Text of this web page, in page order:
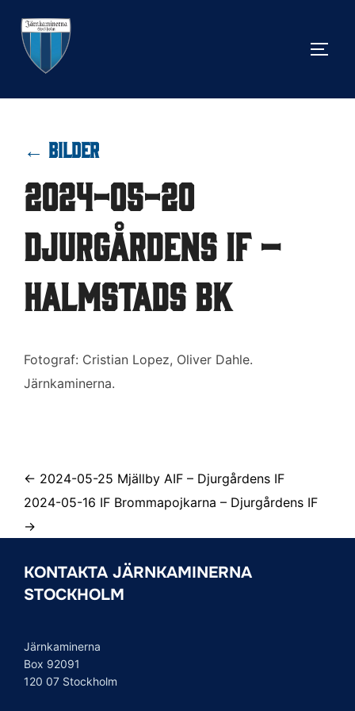
innehåll
← BILDER
2024-05-20
Djurgårdens IF –
Halmstads BK
Fotograf: Cristian Lopez, Oliver Dahle.
Järnkaminerna.
← 2024-05-25 Mjällby AIF – Djurgårdens IF
2024-05-16 IF Brommapojkarna – Djurgårdens IF
→
KONTAKTA JÄRNKAMINERNA
STOCKHOLM
Järnkaminerna
Box 92091
120 07 Stockholm